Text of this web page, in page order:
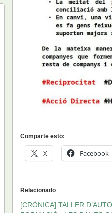
Comparte esto:
X Facebook
Relacionado
[CRÒNICA] TALLER D’AUTO